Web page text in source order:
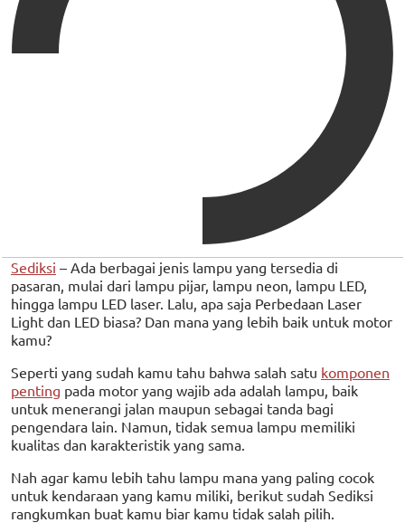
Sediksi – Ada berbagai jenis lampu yang tersedia di
pasaran, mulai dari lampu pijar, lampu neon, lampu LED,
hingga lampu LED laser. Lalu, apa saja Perbedaan Laser
Light dan LED biasa? Dan mana yang lebih baik untuk motor
kamu?
Seperti yang sudah kamu tahu bahwa salah satu komponen
penting pada motor yang wajib ada adalah lampu, baik
untuk menerangi jalan maupun sebagai tanda bagi
pengendara lain. Namun, tidak semua lampu memiliki
kualitas dan karakteristik yang sama.
Nah agar kamu lebih tahu lampu mana yang paling cocok
untuk kendaraan yang kamu miliki, berikut sudah Sediksi
rangkumkan buat kamu biar kamu tidak salah pilih.